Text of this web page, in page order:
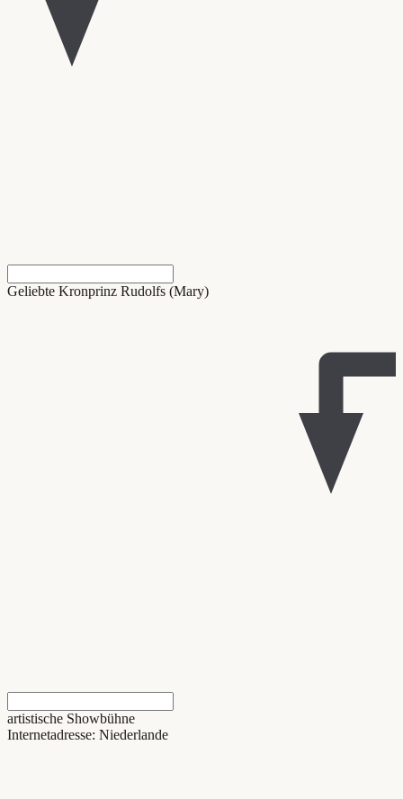
Geliebte Kronprinz Rudolfs (Mary)
artistische Showbühne
Internetadresse: Niederlande